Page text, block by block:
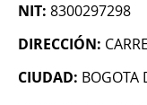
NIT: 8300297298
DIRECCIÓN:
CIUDAD: BOGOTA